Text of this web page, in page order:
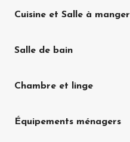
Cuisine et Salle à manger
Salle de bain
Chambre et linge
Équipements ménagers